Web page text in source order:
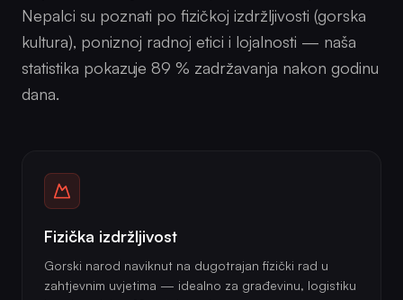
Nepalci su poznati po fizičkoj izdržljivosti (gorska
kultura), poniznoj radnoj etici i lojalnosti — naša
statistika pokazuje 89 % zadržavanja nakon godinu
dana.
Fizička izdržljivost
Gorski narod naviknut na dugotrajan fizički rad u
zahtjevnim uvjetima — idealno za građevinu, logistiku